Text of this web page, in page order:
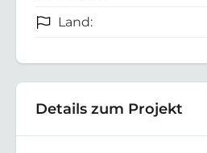
Land:
Details zum Projekt